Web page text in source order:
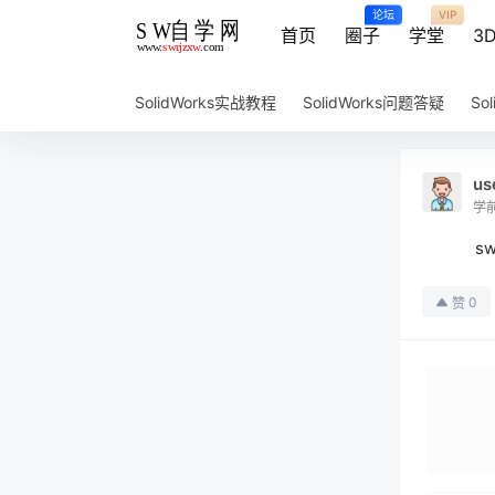
首页 圈子
论坛
学堂
VIP
SolidWorks实战教程 SolidWorks问题答疑
学
赞 0